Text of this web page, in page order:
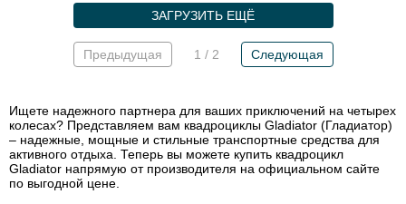
ЗАГРУЗИТЬ ЕЩЁ
Предыдущая 1 / 2 Следующая
Ищете надежного партнера для ваших приключений на четырех
колесах? Представляем вам квадроциклы Gladiator (Гладиатор)
– надежные, мощные и стильные транспортные средства для
активного отдыха. Теперь вы можете купить квадроцикл
Gladiator напрямую от производителя на официальном сайте
по выгодной цене.